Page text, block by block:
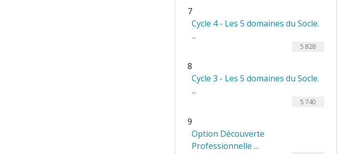
7
Cycle 4 - Les 5 domaines du Socle.
...
5 828
8
Cycle 3 - Les 5 domaines du Socle.
...
5 740
9
Option Découverte
Professionnelle ...